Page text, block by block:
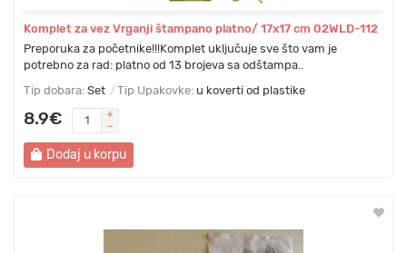
Komplet za vez Vrganji štampano platno/ 17x17 cm 02WLD-112
Preporuka za početnike!!!Komplet uključuje sve što vam je
potrebno za rad: platno od 13 brojeva sa odštampa..
Tip dobara: Set Tip Upakovke: u koverti od plastike
8.9€
Dodaj u korpu